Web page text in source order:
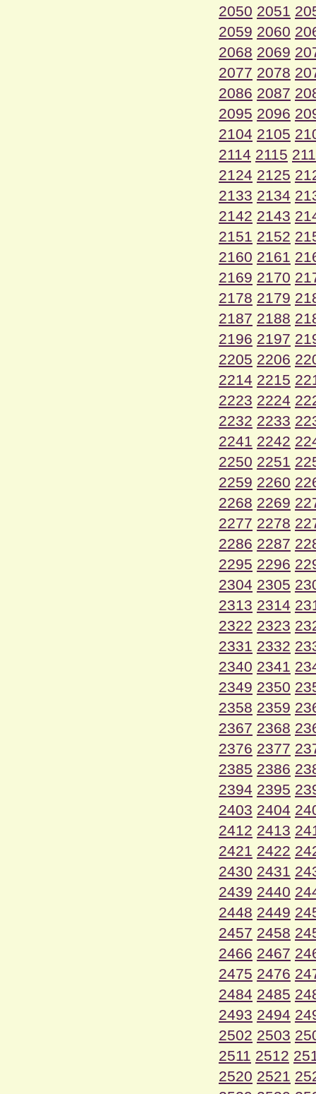
2050 2051
2059 2060
2068 2069
2077 2078
2086 2087
2095 2096
2104 2105
2114 2115
2124 2125
2133 2134
2142 2143
2151 2152
2160 2161
2169 2170
2178 2179
2187 2188
2196 2197
2205 2206
2214 2215
2223 2224
2232 2233
2241 2242
2250 2251
2259 2260
2268 2269
2277 2278
2286 2287
2295 2296
2304 2305
2313 2314
2322 2323
2331 2332
2340 2341
2349 2350
2358 2359
2367 2368
2376 2377
2385 2386
2394 2395
2403 2404
2412 2413
2421 2422
2430 2431
2439 2440
2448 2449
2457 2458
2466 2467
2475 2476
2484 2485
2493 2494
2502 2503
2511 2512
2520 2521